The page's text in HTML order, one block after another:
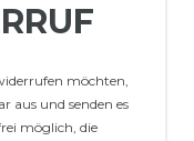
möchten,
aus und senden es
möglich, die